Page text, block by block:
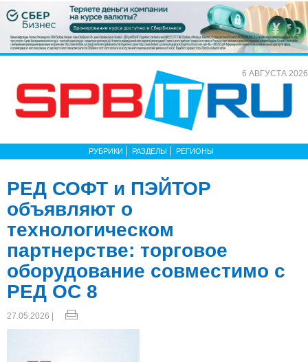
6 АВГУСТА 2026
РУБРИКИ РАЗДЕЛЫ РЕГИОНЫ
РЕД СОФТ и ПЭЙТОР
объявляют о
технологическом
партнерстве: торговое
оборудование совместимо с
РЕД ОС 8
27.05.2026 |